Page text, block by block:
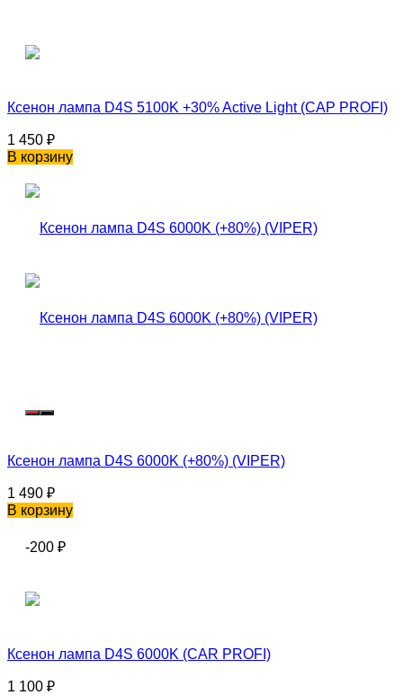
Ксенон лампа D4S 5100K +30% Active Light (CAP PROFI)
1 450 ₽
В корзину
Ксенон лампа D4S 6000K (+80%) (VIPER)
1 490 ₽
В корзину
-200 ₽
Ксенон лампа D4S 6000K (CAR PROFI)
1 100 ₽